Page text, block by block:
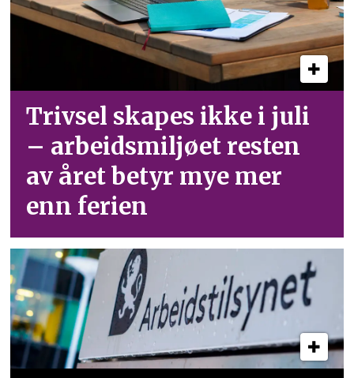
Trivsel skapes ikke i juli
– arbeid­smiljøet resten
av året betyr mye mer
enn ferien